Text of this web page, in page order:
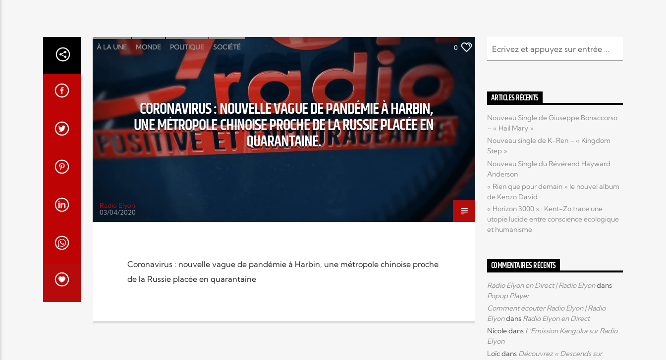
À LA UNE MONDE POLITIQUE SOCIÉTÉ 0
CORONAVIRUS : NOUVELLE VAGUE DE PANDÉMIE À HARBIN,
UNE MÉTROPOLE CHINOISE PROCHE DE LA RUSSIE PLACÉE EN
QUARANTAINE.
Radio Elyon
03/04/2020
Coronavirus : nouvelle vague de pandémie à Harbin, une métropole chinoise proche
de la Russie placée en quarantaine
ARTICLES RÉCENTS
Nouveau Single de Giuseppe Bonaccorso
– « Hail Mary »
Nouveau single de K-Ren – « Kingdom
Step »
Nouveau Single du Révérend Hayward
Anderson
« Rien que pour demain » le nouvel album
de Kenzo David
« Horizon 3000 » : Kent-Zo trace une
utopie lucide entre conscience écologique
et humanisme
COMMENTAIRES RÉCENTS
Radio Elyon en Direct | Radio Elyondans
Popup Player
Comment écouter Radio Elyon | Radio
Elyondans Radio Elyon en Direct
Nicoledans L’Emission Kanguka sur Radio
Elyon
Loïcdans Découvrez « Descends sur